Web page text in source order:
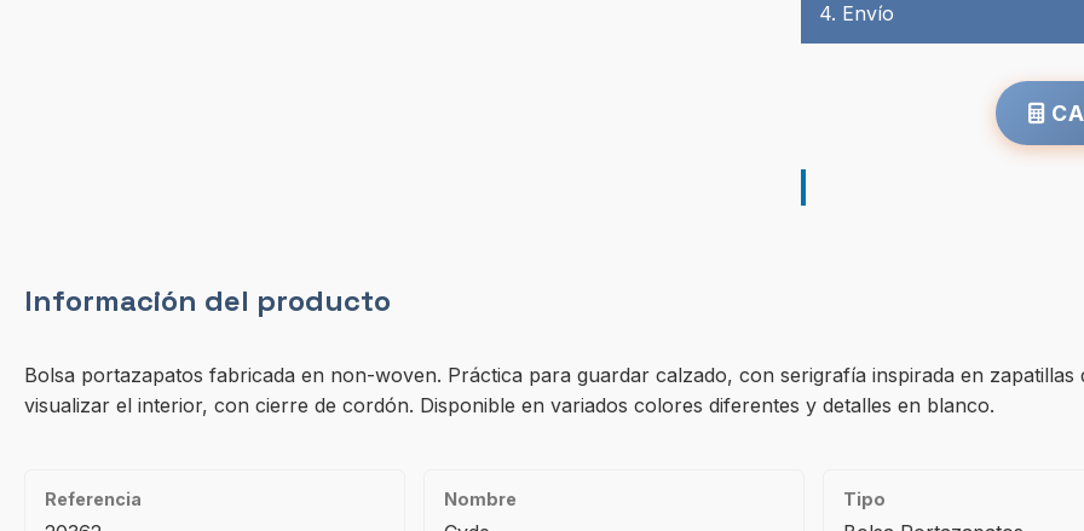
4. Envío
Información del producto
Bolsa portazapatos fabricada en non-woven. Práctica para guardar calzado, con serigrafía inspirada en
visualizar el interior, con cierre de cordón. Disponible en variados colores diferentes y detalles en blanco.
Referencia Nombre Tipo